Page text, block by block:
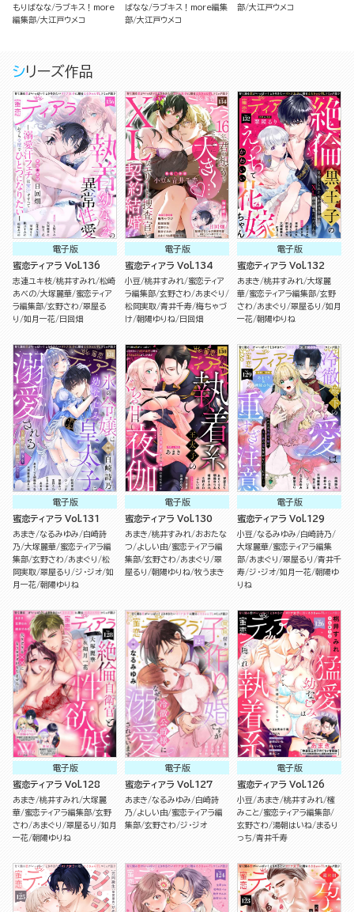
もりばなな ラブキス！more
編集部 大江戸ウメコ
ばなな ラブキス！more編集
部 大江戸ウメコ
部 大江戸ウメコ
シリーズ作品
電子版
蜜恋ティアラ Vol.136
志連ユキ枝 桃井すみれ 松崎
あべの 大塚麗華 蜜恋ティア
ラ編集部 玄野さわ 翠屋る
り
如月一花 日回畑
電子版
蜜恋ティアラ Vol.134
小豆 桃井すみれ 蜜恋ティア
ラ編集部 玄野さわ
あまぐり
松岡実取 青井千寿 梅ちゃづ
け 朝陽ゆりね 日回畑
電子版
蜜恋ティアラ Vol.132
あまき 桃井すみれ 大塚麗
華 蜜恋ティアラ編集部 玄野
さわ
あまぐり 翠屋るり
如月
一花 朝陽ゆりね
電子版
蜜恋ティアラ Vol.131
あまき なるみゆみ
白崎詩
乃 大塚麗華 蜜恋ティアラ編
集部 玄野さわ あまぐり
松
岡実取 翠屋るり ジ・ジオ 如
月一花 朝陽ゆりね
電子版
蜜恋ティアラ Vol.130
あまき 桃井すみれ おおたな
つ
よしい由 蜜恋ティアラ編
集部 玄野さわ あまぐり
翠
屋るり
朝陽ゆりね 牧うまき
電子版
蜜恋ティアラ Vol.129
小豆 なるみゆみ
白崎詩乃
大塚麗華 蜜恋ティアラ編集
部 あまぐり 翠屋るり
青井千
寿 ジ・ジオ 如月一花 朝陽ゆ
りね
電子版
蜜恋ティアラ Vol.128
あまき 桃井すみれ 大塚麗
華 蜜恋ティアラ編集部 玄野
さわ
あまぐり 翠屋るり
如月
一花 朝陽ゆりね
電子版
蜜恋ティアラ Vol.127
あまき なるみゆみ
白崎詩
乃
よしい由 蜜恋ティアラ編
集部 玄野さわ ジ・ジオ
電子版
蜜恋ティアラ Vol.126
小豆 あまき 桃井すみれ 櫁
みこと 蜜恋ティアラ編集部
玄野さわ 湯朝はいね
まるり
っち 青井千寿